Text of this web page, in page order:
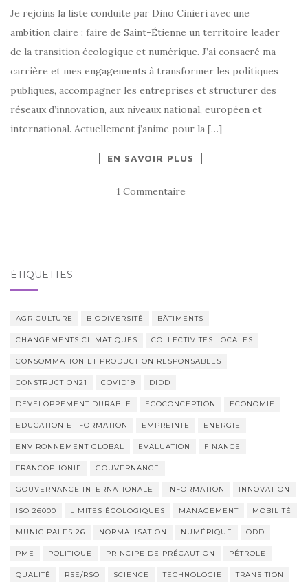
Je rejoins la liste conduite par Dino Cinieri avec une
ambition claire : faire de Saint-Étienne un territoire leader
de la transition écologique et numérique. J’ai consacré ma
carrière et mes engagements à transformer les politiques
publiques, accompagner les entreprises et structurer des
réseaux d’innovation, aux niveaux national, européen et
international. Actuellement j’anime pour la […]
EN SAVOIR PLUS
1 Commentaire
ÉTIQUETTES
AGRICULTURE BIODIVERSITÉ BÂTIMENTS
CHANGEMENTS CLIMATIQUES COLLECTIVITÉS LOCALES
CONSOMMATION ET PRODUCTION RESPONSABLES
CONSTRUCTION21 COVID19 DIDD
DÉVELOPPEMENT DURABLE ECOCONCEPTION ECONOMIE
EDUCATION ET FORMATION EMPREINTE ENERGIE
ENVIRONNEMENT GLOBAL EVALUATION FINANCE
FRANCOPHONIE GOUVERNANCE
GOUVERNANCE INTERNATIONALE INFORMATION INNOVATION
ISO 26000 LIMITES ÉCOLOGIQUES MANAGEMENT MOBILITÉ
MUNICIPALES 26 NORMALISATION NUMÉRIQUE ODD
PME POLITIQUE PRINCIPE DE PRÉCAUTION PÉTROLE
QUALITÉ RSE/RSO SCIENCE TECHNOLOGIE TRANSITION